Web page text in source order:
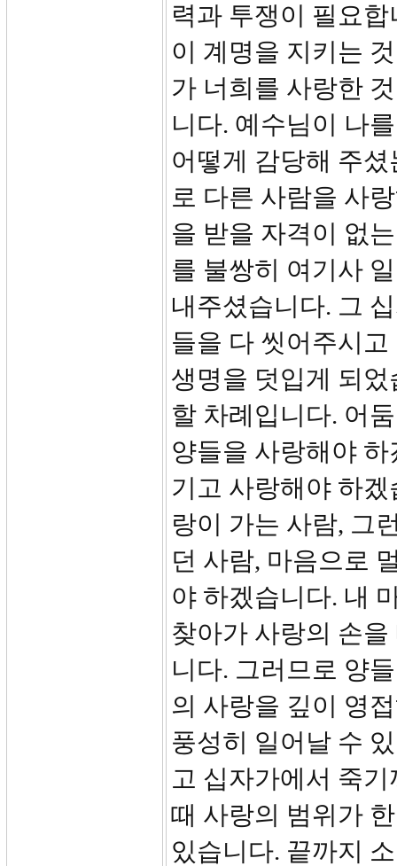
력과 투쟁이 필요
이 계명을 지키는
가 너희를 사랑한
니다. 예수님이 나
어떻게 감당해 주
로 다른 사람을 사
을 받을 자격이 없
를 불쌍히 여기사
내주셨습니다. 그
들을 다 씻어주시
생명을 덧입게 되
할 차례입니다. 어
양들을 사랑해야
기고 사랑해야 하
랑이 가는 사람, 그
던 사람, 마음으로
야 하겠습니다. 내
찾아가 사랑의 손
니다. 그러므로 양
의 사랑을 깊이 영
풍성히 일어날 수
고 십자가에서 죽
때 사랑의 범위가
있습니다. 끝까지